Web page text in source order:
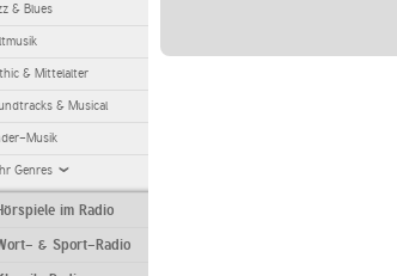
& Blues
& Mittelalter
& Musical
Musik
Genres
im Radio
& Sport-Radio